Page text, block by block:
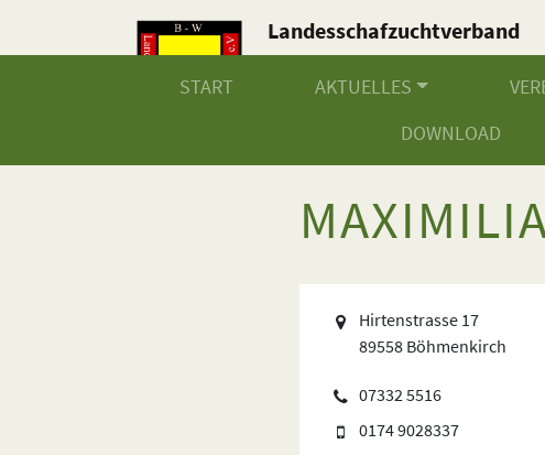
Landesschafzuchtverband
Baden-Württemberg e.V.
START AKTUELLES
DOWNLOAD
Hirtenstrasse 17
89558 Böhmenkirch
07332 5516
0174 9028337